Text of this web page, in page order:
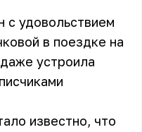
с удовольствием
в поездке на
устроила
известно, что